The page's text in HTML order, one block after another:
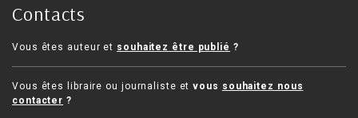
Contacts
Vous êtes auteur et souhaitez être publié ?
Vous êtes libraire ou journaliste etvous souhaitez nous
contacter ?